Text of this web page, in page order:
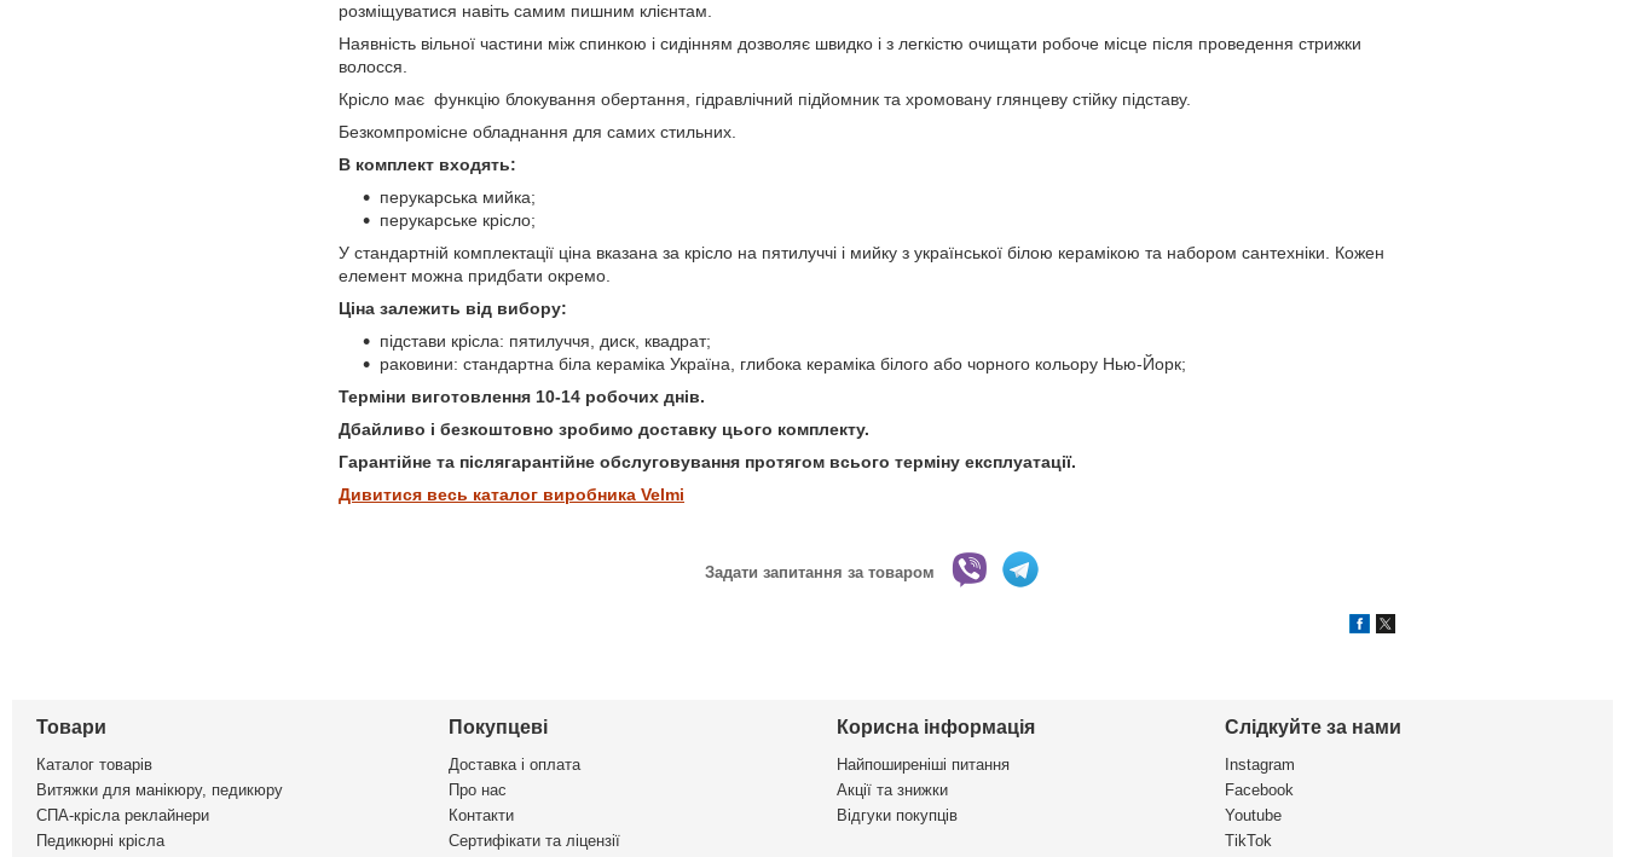
розміщуватися навіть самим пишним клієнтам.
Наявність вільної частини між спинкою і сидінням дозволяє швидко і з легкістю очищати робоче місце після проведення стрижки
волосся.
Крісло має функцію блокування обертання, гідравлічний підйомник та хромовану глянцеву стійку підставу.
Безкомпромісне обладнання для самих стильних.
В комплект входять:
перукарська мийка;
перукарське крісло;
У стандартній комплектації ціна вказана за крісло на пятилуччі і мийку з української білою керамікою та набором сантехніки. Кожен
елемент можна придбати окремо.
Ціна залежить від вибору:
підстави крісла: пятилуччя, диск, квадрат;
раковини: стандартна біла кераміка Україна, глибока кераміка білого або чорного кольору Нью-Йорк;
Терміни виготовлення 10-14 робочих днів.
Дбайливо і безкоштовно зробимо доставку цього комплекту.
Гарантійне та післягарантійне обслуговування протягом всього терміну експлуатації.
Дивитися весь каталог виробника Velmi
Задати запитання за товаром
Товари
Каталог товарів
Витяжки для манікюру, педикюру
СПА-крісла реклайнери
Педикюрні крісла
Покупцеві
Доставка і оплата
Про нас
Контакти
Сертифікати та ліцензії
Корисна інформація
Найпоширеніші питання
Акції та знижки
Відгуки покупців
Слідкуйте за нами
Instagram
Facebook
Youtube
TikTok